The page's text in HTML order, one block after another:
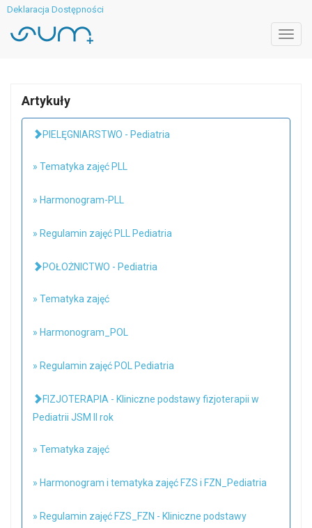
Deklaracja Dostępności
Artykuły
PIELĘGNIARSTWO - Pediatria
» Tematyka zajęć PLL
» Harmonogram-PLL
» Regulamin zajęć PLL Pediatria
POŁOŻNICTWO - Pediatria
» Tematyka zajęć
» Harmonogram_POL
» Regulamin zajęć POL Pediatria
FIZJOTERAPIA - Kliniczne podstawy fizjoterapii w
Pediatrii JSM II rok
» Tematyka zajęć
» Harmonogram i tematyka zajęć FZS i FZN_Pediatria
» Regulamin zajęć FZS_FZN - Kliniczne podstawy